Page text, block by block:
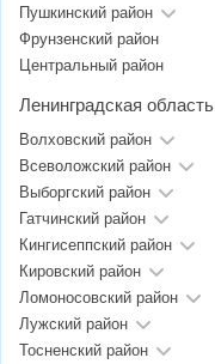
Пушкинский район
Фрунзенский район
Центральный район
Ленинградская область
Волховский район
Всеволожский район
Выборгский район
Гатчинский район
Кингисеппский район
Кировский район
Ломоносовский район
Лужский район
Тосненский район